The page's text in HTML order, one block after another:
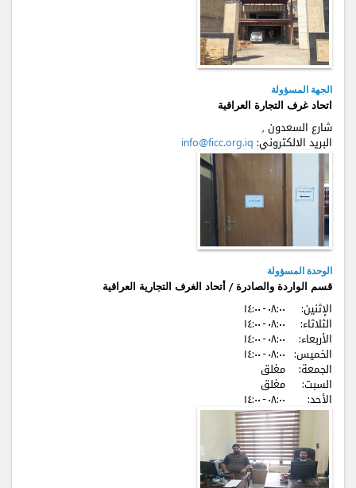
الجهة المسؤولة
اتحاد غرف التجارة العراقية
شارع السعدون ,
البريد الالكتروني: info@ficc.org.iq
الوحدة المسؤولة
قسم الواردة والصادرة / أتحاد الغرف التجارية العراقية
الإثنين: ٠٨:٠٠ - ۱٤:٠٠
الثلاثاء: ٠٨:٠٠ - ۱٤:٠٠
الأربعاء: ٠٨:٠٠ - ۱٤:٠٠
الخميس: ٠٨:٠٠ - ۱٤:٠٠
الجمعة: مغلق
السبت: مغلق
الأحد: ٠٨:٠٠ - ۱٤:٠٠